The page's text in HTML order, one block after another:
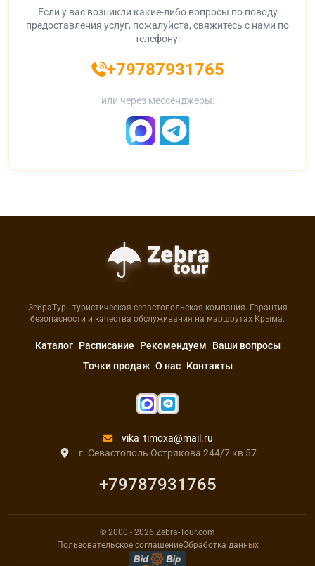
Если у вас возникли какие-либо вопросы по поводу
предоставления услуг, пожалуйста, свяжитесь с нами по
телефону:
+79787931765
или через мессенджеры:
ЗебраТур - туристическая севастопольская компания. Гарантия
безопасности и качества обслуживания на маршрутах Крыма.
Каталог Расписание Рекомендуем
Ваши вопросы
Точки продаж О нас Контакты
vika_timoxa@mail.ru
г. Севастополь Острякова 244/7 кв 57
+79787931765
© 2000 - 2026 Zebra-Tour.com
Пользовательское соглашениеОбработка данных